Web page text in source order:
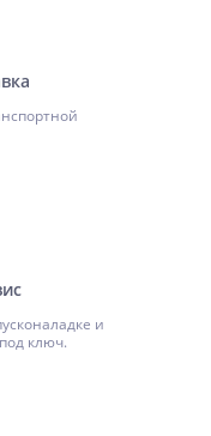
и
ключ.